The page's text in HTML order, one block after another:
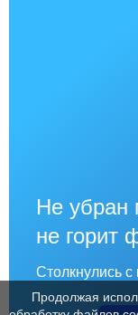
Не убран
не горит
Столкнулись
Продолжая